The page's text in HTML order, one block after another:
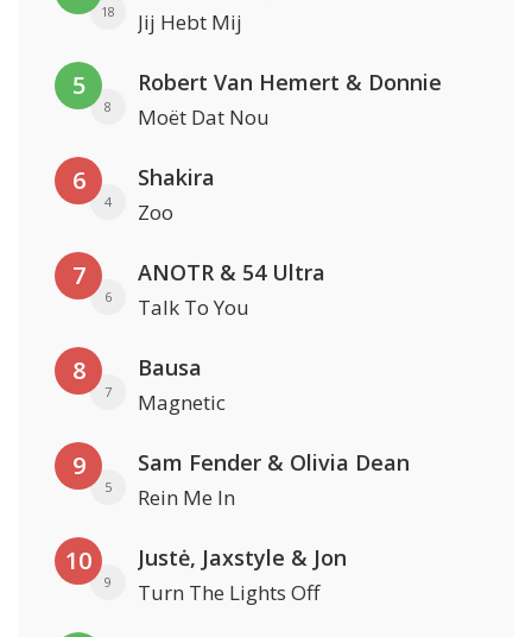
18 Jij Hebt Mij
5
8
Robert Van Hemert & Donnie
Moët Dat Nou
6
4
Shakira
Zoo
7
6
ANOTR & 54 Ultra
Talk To You
8
7
Bausa
Magnetic
9
5
Sam Fender & Olivia Dean
Rein Me In
10
9
Justė, Jaxstyle & Jon
Turn The Lights Off